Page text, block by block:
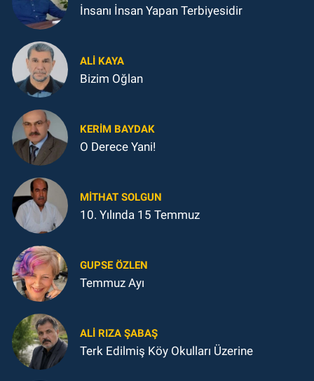
İnsanı İnsan Yapan Terbiyesidir
ALI KAYA
Bizim Oğlan
KERIM BAYDAK
O Derece Yani!
MITHAT SOLGUN
10. Yılında 15 Temmuz
GUPSE ÖZLEN
Temmuz Ayı
ALI RIZA ŞABAŞ
Terk Edilmiş Köy Okulları Üzerine